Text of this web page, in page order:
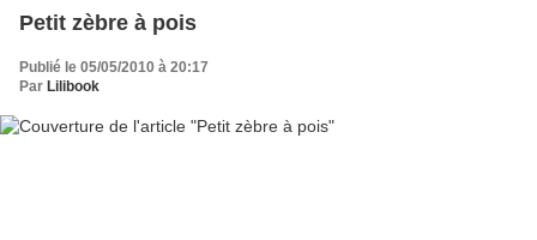
Petit zèbre à pois
Publié le 05/05/2010 à 20:17
Par Lilibook